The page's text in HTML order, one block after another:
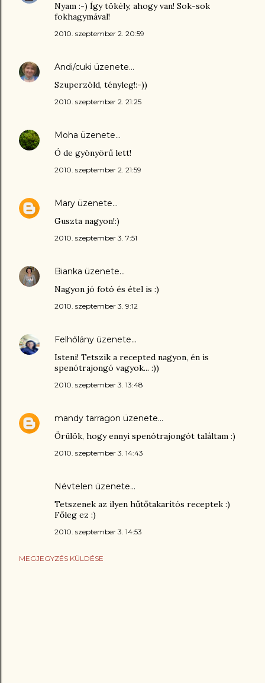
Nyam :-) Így tökély, ahogy van! Sok-sok
fokhagymával!
2010. szeptember 2. 20:59
Andi/cuki üzenete…
Szuperzöld, tényleg!:-))
2010. szeptember 2. 21:25
Moha üzenete…
Ó de gyönyörű lett!
2010. szeptember 2. 21:59
Mary üzenete…
Guszta nagyon!:)
2010. szeptember 3. 7:51
Bianka üzenete…
Nagyon jó fotó és étel is :)
2010. szeptember 3. 9:12
Felhőlány üzenete…
Isteni! Tetszik a recepted nagyon, én is
spenótrajongó vagyok... :))
2010. szeptember 3. 13:48
mandy tarragon üzenete…
Örülök, hogy ennyi spenótrajongót találtam :)
2010. szeptember 3. 14:43
Névtelen üzenete…
Tetszenek az ilyen hűtőtakarítós receptek :)
Főleg ez :)
2010. szeptember 3. 14:53
MEGJEGYZÉS KÜLDÉSE